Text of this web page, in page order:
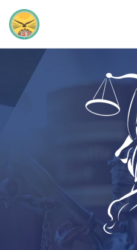
содержимому